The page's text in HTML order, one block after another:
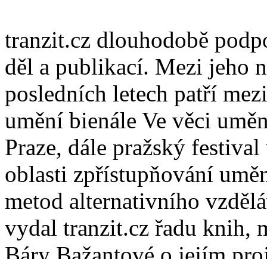
tranzit.cz dlouhodobě
děl a publikací. Mezi jeho
posledních letech patří
umění bienále Ve věci
Praze, dále pražský
oblasti zpřístupňování
metod alternativního
vydal tranzit.cz řadu knih,